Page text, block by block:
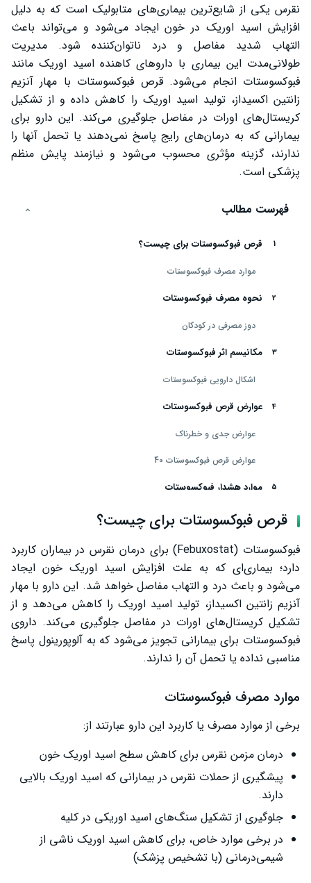
نقرس یکی از شایع‌ترین بیماری‌های متابولیک است که به دلیل
افزایش اسید اوریک در خون ایجاد می‌شود و می‌تواند باعث
التهاب شدید مفاصل و درد ناتوان‌کننده شود. مدیریت
طولانی‌مدت این بیماری با داروهای کاهنده اسید اوریک مانند
فبوکسوستات انجام می‌شود. قرص فبوکسوستات با مهار آنزیم
زانتین اکسیداز، تولید اسید اوریک را کاهش داده و از تشکیل
کریستال‌های اورات در مفاصل جلوگیری می‌کند. این دارو برای
بیمارانی که به درمان‌های رایج پاسخ نمی‌دهند یا تحمل آنها را
ندارند، گزینه مؤثری محسوب می‌شود و نیازمند پایش منظم
پزشکی است.
فهرست مطالب
قرص فبوکسوستات برای چیست؟
موارد مصرف فبوکسوستات
نحوه مصرف فبوکسوستات
دوز مصرفی در کودکان
مکانیسم اثر فبوکسوستات
اشکال دارویی فبوکسوستات
عوارض قرص فبوکسوستات
عوارض جدی و خطرناک
عوارض قرص فبوکسوستات 40
موارد هشدار فبوکسوستات
موارد منع مصرف فبوکسوستات
قرص فبوکسوستات در بارداری
قیمت قرص فبوکسوستات 40
تداخل دارویی فبوکسوستات
سخن پایانی
قرص فبوکسوستات برای چیست؟
فبوکسوستات (Febuxostat) برای درمان نقرس در بیماران کاربرد
دارد؛ بیماری‌ای که به علت افزایش اسید اوریک خون ایجاد
می‌شود و باعث درد و التهاب مفاصل خواهد شد. این دارو با مهار
آنزیم زانتین اکسیداز، تولید اسید اوریک را کاهش می‌دهد و از
تشکیل کریستال‌های اورات در مفاصل جلوگیری می‌کند. داروی
فبوکسوستات برای بیمارانی تجویز می‌شود که به آلوپورینول پاسخ
مناسبی نداده یا تحمل آن را ندارند.
موارد مصرف فبوکسوستات
برخی از موارد مصرف یا کاربرد این دارو عبارتند از:
درمان مزمن نقرس برای کاهش سطح اسید اوریک خون
پیشگیری از حملات نقرس در بیمارانی که اسید اوریک بالایی
دارند.
جلوگیری از تشکیل سنگ‌های اسید اوریکی در کلیه
در برخی موارد خاص، برای کاهش اسید اوریک ناشی از
شیمی‌درمانی (با تشخیص پزشک)